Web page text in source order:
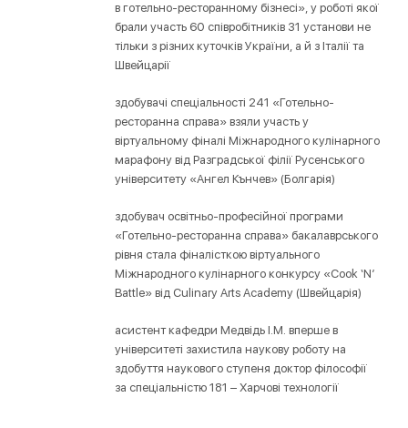
в готельно-ресторанному бізнесі», у роботі якої
брали участь 60 співробітників 31 установи не
тільки з різних куточків України, а й з Італії та
Швейцарії
здобувачі спеціальності 241 «Готельно-
ресторанна справа» взяли участь у
віртуальному фіналі Міжнародного кулінарного
марафону від Разградської філії Русенського
університету «Ангел Кънчев» (Болгарія)
здобувач освітньо-професійної програми
«Готельно-ресторанна справа» бакалаврського
рівня стала фіналісткою віртуального
Міжнародного кулінарного конкурсу «Cook ‘N’
Battle» від Culinary Arts Academy (Швейцарія)
асистент кафедри Медвідь І.М. вперше в
університеті захистила наукову роботу на
здобуття наукового ступеня доктор філософії
за спеціальністю 181 – Харчові технології